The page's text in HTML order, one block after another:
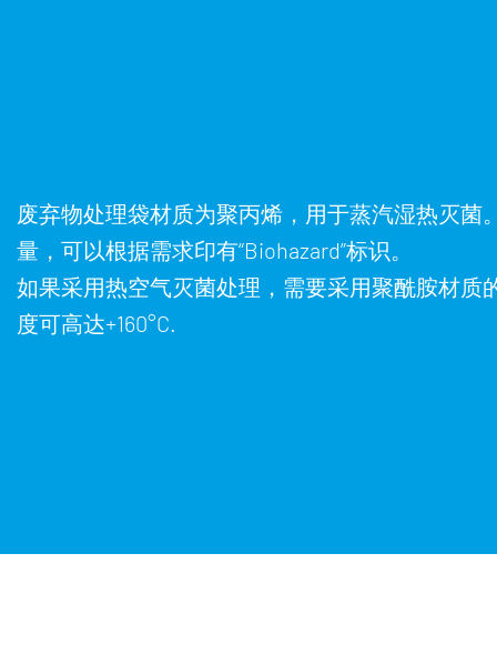
废弃物处理袋材质为聚丙烯，用于蒸汽湿热灭菌
量，可以根据需求印有“Biohazard”标识。
如果采用热空气灭菌处理，需要采用聚酰胺材质
度可高达+160°C.